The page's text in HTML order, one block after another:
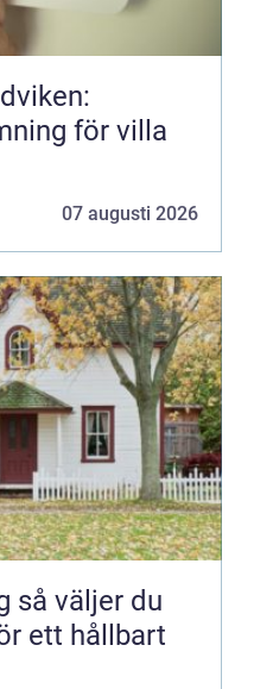
för villa
07 augusti 2026
ett hållbart